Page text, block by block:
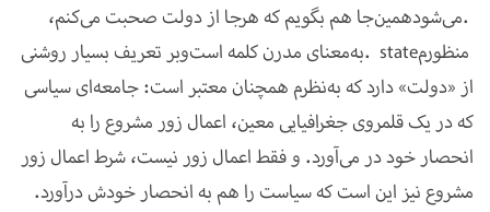
می‌شود.
همین‌جا هم بگویم که هرجا از دولت صحبت می‌کنم،
state به‌معنای مدرن کلمه است.
وبر تعریف بسیار روشنی
از «دولت» دارد که به‌نظرم همچنان معتبر است: جامعه‌ای سیاسی
که در یک قلمروی جغرافیایی معین، اعمال زور مشروع را به
انحصار خود در می‌آورد. و فقط اعمال زور نیست، شرط اعمال زور
مشروع نیز این است که سیاست را هم به انحصار خودش درآورد.